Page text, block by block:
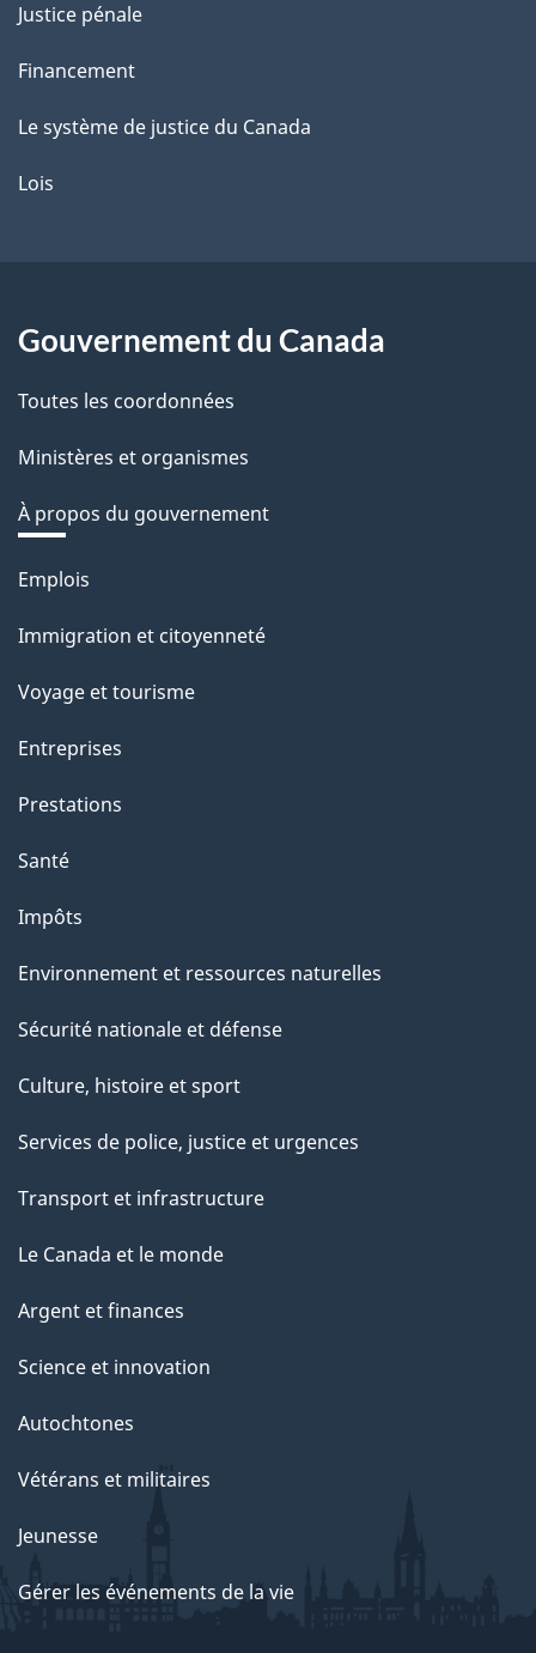
Justice pénale
Financement
Le système de justice du Canada
Lois
Gouvernement du Canada
Toutes les coordonnées
Ministères et organismes
À propos du gouvernement
Thèmes
sujets
Emplois
Immigration et citoyenneté
Voyage et tourisme
Entreprises
Prestations
Santé
Impôts
Environnement et ressources naturelles
Sécurité nationale et défense
Culture, histoire et sport
Services de police, justice et urgences
Transport et infrastructure
Le Canada et le monde
Argent et finances
Science et innovation
Autochtones
Vétérans et militaires
Jeunesse
Gérer les événements de la vie